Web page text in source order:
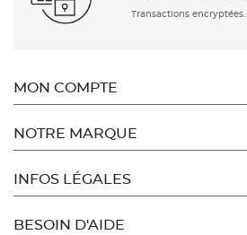
Transactions
MON COMPTE
NOTRE MARQUE
INFOS LÉGALES
BESOIN D'AIDE